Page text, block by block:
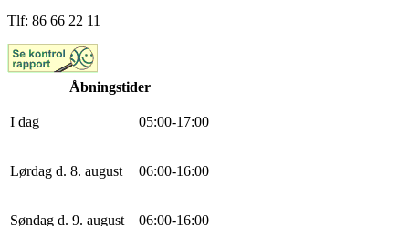
Tlf: 86 66 22 11
Åbningstider
I dag 05:00-17:00
Lørdag d. 8. august 06:00-16:00
Søndag d. 9. august 06:00-16:00